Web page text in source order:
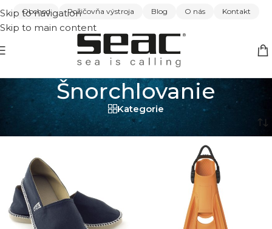
Skip to navigation
Skip to main content
Obchod Požičovňa výstroja Blog O nás Kontakt
Šnorchlovanie
Kategorie
Domov/ Šnorchlovanie